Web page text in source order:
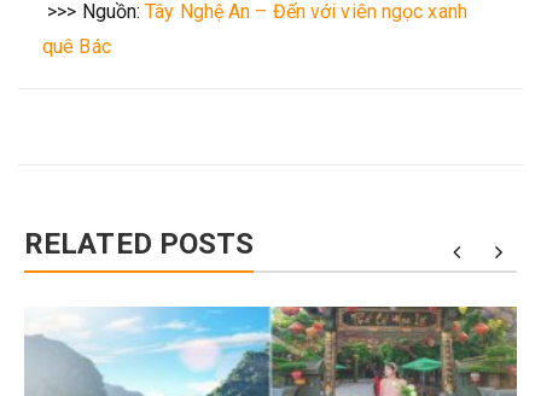
>>> Nguồn:Tây Nghệ An – Đến với viên ngọc xanh
quê Bác
RELATED POSTS